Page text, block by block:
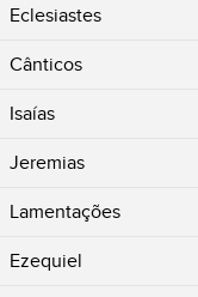
Eclesiastes
Cânticos
Isaías
Jeremias
Lamentações
Ezequiel